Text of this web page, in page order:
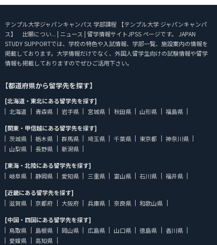
テンプル大学ジャパンキャンパス 学部課程 【テンプル大学 ジャパンキャンパ
ス】 出願につい... | ニュース | 留学情報サイトJPSS ページです。 JAPAN
STUDY SUPPORTでは、学校の特色や入試情報、学部一覧、施設案内の情報を
掲載しております。大学情報だけでなく、外国人留学生向けの試験情報や留学
情報も掲載しておりますのでぜひご活用下さい。
【都道府県から留学先を探す】
[北海道・東北にある留学先を探す]
北海道
青森県 岩手県 宮城県 秋田県 山形県
福島県
[関東・甲信越にある留学先を探す]
茨城県
栃木県 群馬県 埼玉県 千葉県 東京都
神奈川県
山梨県
長野県
新潟県
[東海・北陸にある留学先を探す]
岐阜県
静岡県 愛知県 三重県 富山県 石川県
福井県
[近畿にある留学先を探す]
滋賀県
京都府 大阪府 兵庫県 奈良県
和歌山県
[中国・四国にある留学先を探す]
鳥取県
島根県 岡山県 広島県 山口県 徳島県
香川県
愛媛県
高知県